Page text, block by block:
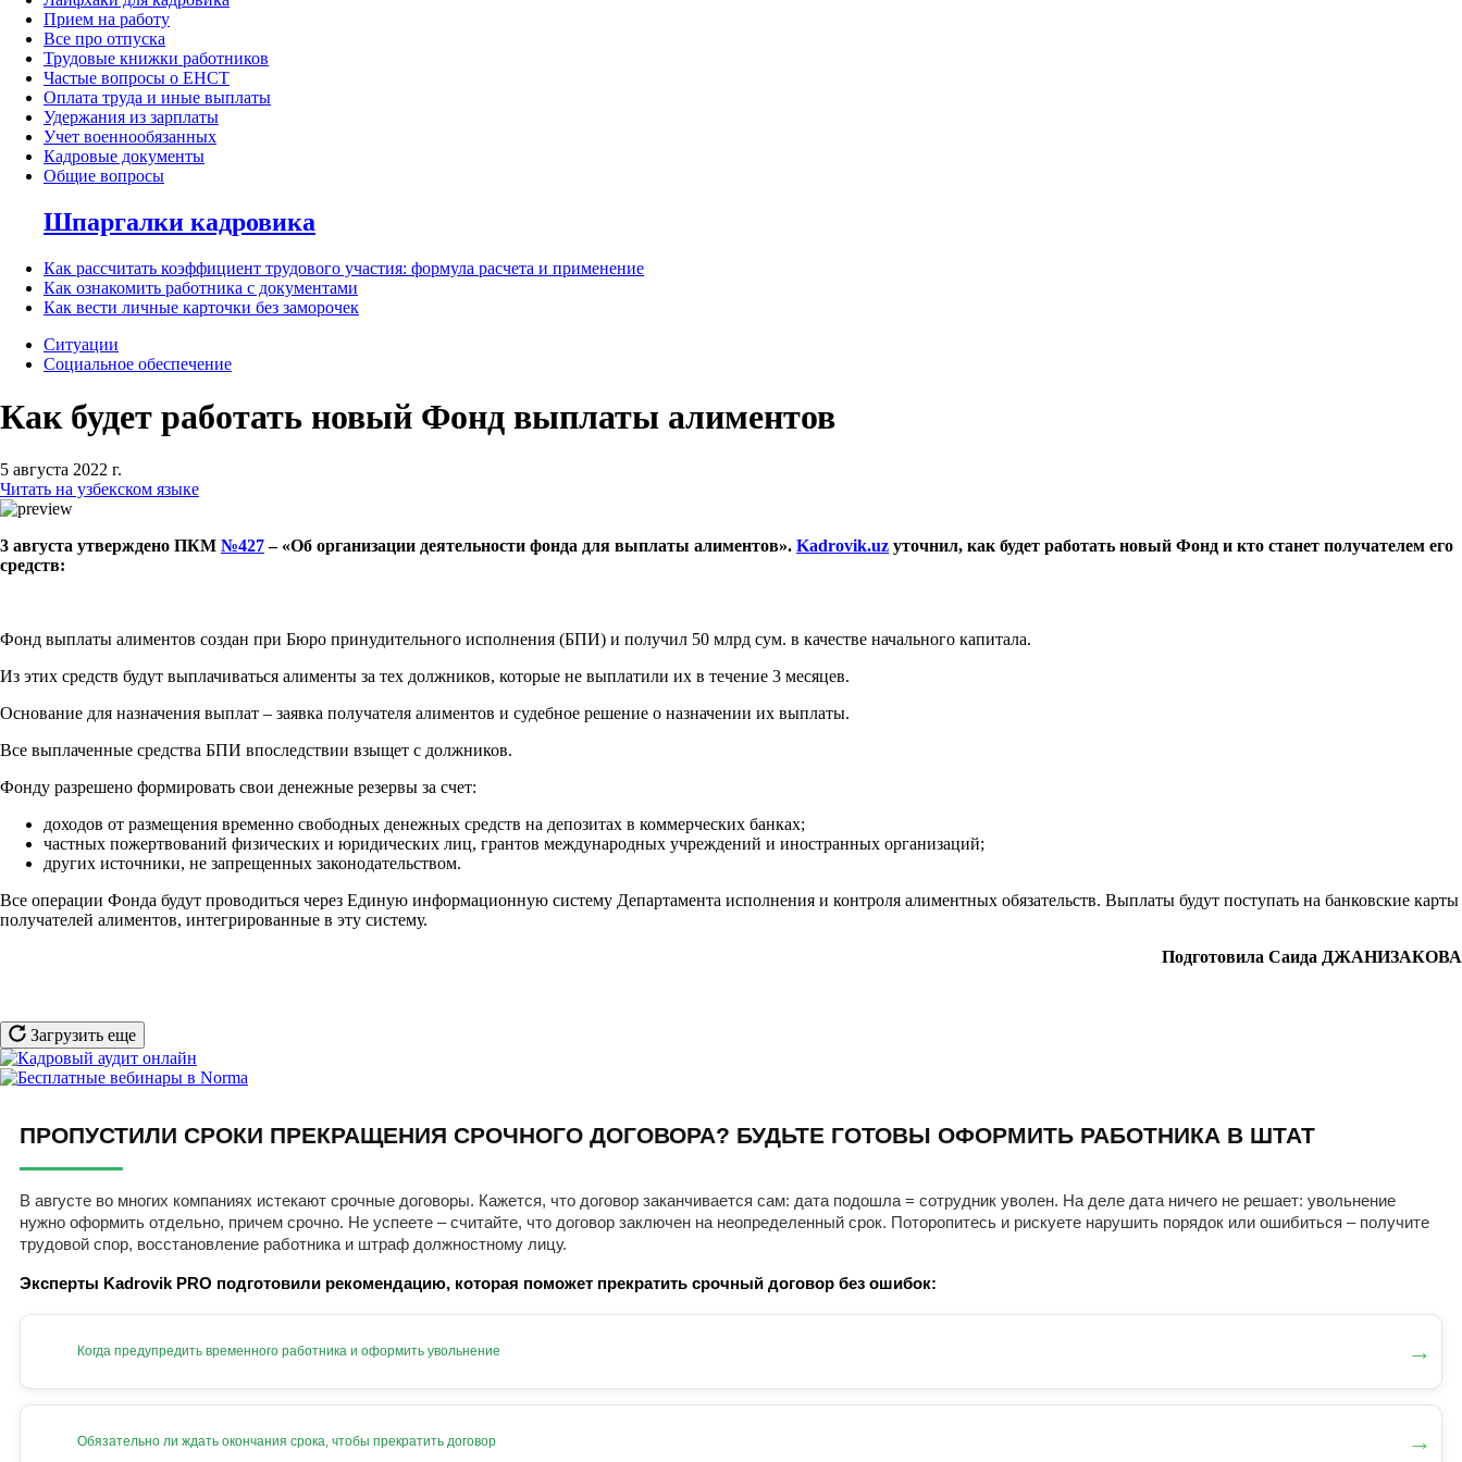
Прием на работу
Все про отпуска
Трудовые книжки работников
Частые вопросы о ЕНСТ
Оплата труда и иные выплаты
Удержания из зарплаты
Учет военнообязанных
Кадровые документы
Общие вопросы
Шпаргалки кадровика
Как рассчитать коэффициент трудового участия: формула расчета и применение
Как ознакомить работника с документами
Как вести личные карточки без заморочек
Ситуации
Социальное обеспечение
Как будет работать новый Фонд выплаты алиментов
5 августа 2022 г.
Читать на узбекском языке
3 августа утверждено ПКМ №427– «Об организации деятельности фонда для выплаты алиментов». Kadrovik.uz уточнил, как будет работать новый Фонд и кто станет получателем его
средств:
Фонд выплаты алиментов создан при Бюро принудительного исполнения (БПИ) и получил 50 млрд сум. в качестве начального капитала.
Из этих средств будут выплачиваться алименты за тех должников, которые не выплатили их в течение 3 месяцев.
Основание для назначения выплат – заявка получателя алиментов и судебное решение о назначении их выплаты.
Все выплаченные средства БПИ впоследствии взыщет с должников.
Фонду разрешено формировать свои денежные резервы за счет:
доходов от размещения временно свободных денежных средств на депозитах в коммерческих банках;
частных пожертвований физических и юридических лиц, грантов международных учреждений и иностранных организаций;
других источники, не запрещенных законодательством.
Все операции Фонда будут проводиться через Единую информационную систему Департамента исполнения и контроля алиментных обязательств. Выплаты будут поступать на банковские карты
получателей алиментов, интегрированные в эту систему.
Подготовила Саида ДЖАНИЗАКОВА
Загрузить еще
ПРОПУСТИЛИ СРОКИ ПРЕКРАЩЕНИЯ СРОЧНОГО ДОГОВОРА? БУДЬТЕ ГОТОВЫ ОФОРМИТЬ РАБОТНИКА В ШТАТ
В августе во многих компаниях истекают срочные договоры. Кажется, что договор заканчивается сам: дата подошла = сотрудник уволен. На деле дата ничего не решает: увольнение
нужно оформить отдельно, причем срочно. Не успеете – считайте, что договор заключен на неопределенный срок. Поторопитесь и рискуете нарушить порядок или ошибиться – получите
трудовой спор, восстановление работника и штраф должностному лицу.
Эксперты Kadrovik PRO подготовили рекомендацию, которая поможет прекратить срочный договор без ошибок:
Когда предупредить временного работника и оформить увольнение →
Обязательно ли ждать окончания срока, чтобы прекратить договор →